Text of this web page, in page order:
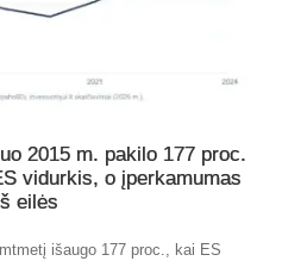
2015 m. pakilo 177 proc.
vidurkis, o įperkamumas
eilės
išaugo 177 proc., kai ES